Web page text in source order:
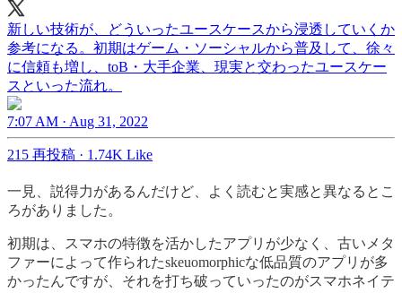
新しい技術が、どういったユースケースから浸透していくか
参考になる。初期はゲーム・ソーシャルから普及して、徐々
に信頼も増し、toB・大手企業、現実と交わったユースケー
スといった流れ。
7:07 AM · Aug 31, 2022
215 再投稿 · 1.74K Like
一見、説得力があるんだけど、よく読むと実感と異なるとこ
ろがありました。
初期は、スマホの特徴を活かしたアプリが少なく、古いメタ
ファーによって作られたskeuomorphicな低品質のアプリが多
かったんですが、それを打ち破っていったのがスマホネイテ